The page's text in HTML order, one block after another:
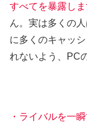
すべてを暴露しま
ん。実は多くの
に多くのキャッ
れないよう、PC
・ライバルを一